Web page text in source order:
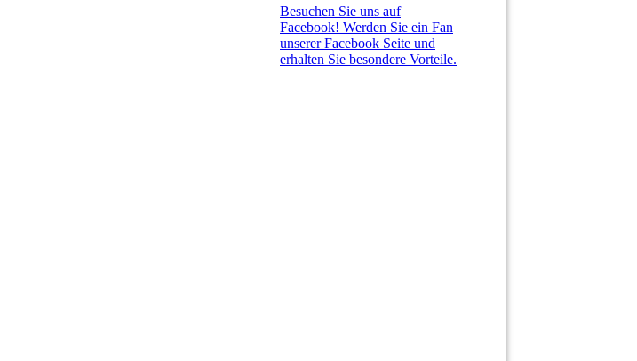
Besuchen Sie uns auf
Facebook! Werden Sie ein Fan
unserer Facebook Seite und
erhalten Sie besondere Vorteile.